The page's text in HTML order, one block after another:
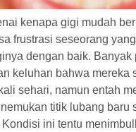
kenapa gigi mudah
frustrasi seseorang
dengan baik. Banyak
keluhan bahwa mereka
sehari, namun entah
titik lubang baru
Kondisi ini tentu